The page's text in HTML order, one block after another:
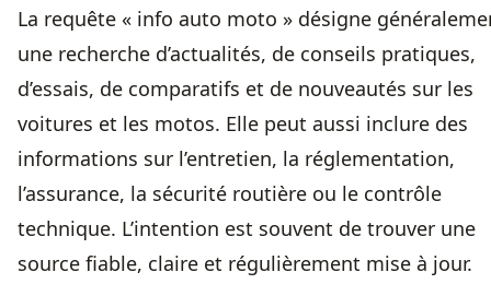
La requête « info auto moto » désigne
une recherche d’actualités, de conseils pratiques,
d’essais, de comparatifs et de nouveautés sur les
voitures et les motos. Elle peut aussi inclure des
informations sur l’entretien, la réglementation,
l’assurance, la sécurité routière ou le contrôle
technique. L’intention est souvent de trouver une
source fiable, claire et régulièrement mise à jour.